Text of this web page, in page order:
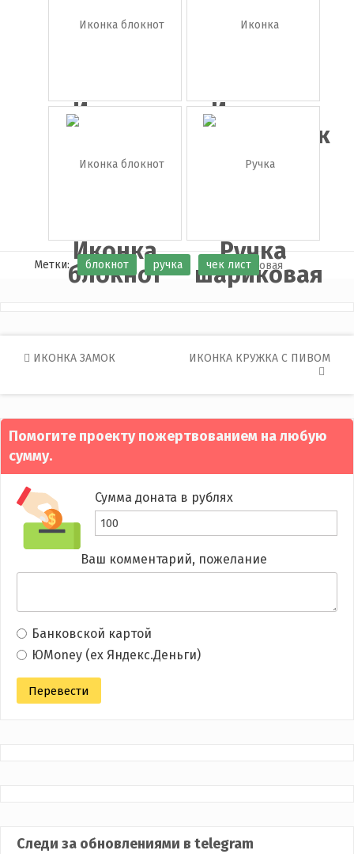
конт...
...
Иконка
блокнот
Иконка
справочник
Иконка
блокнот
Ручка
шариковая
Метки: блокнот ручка чек лист
Post
ИКОНКА ЗАМОК ИКОНКА КРУЖКА С ПИВОМ
Помогите проекту пожертвованием на любую
сумму.
Сумма доната в рублях
Ваш комментарий, пожелание
Банковской картой
ЮMoney (ex Яндекс.Деньги)
Следи за обновлениями в telegram